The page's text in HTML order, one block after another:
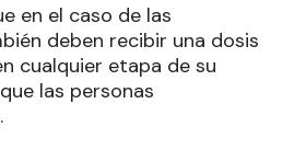
en el caso de las
deben recibir una dosis
cualquier etapa de su
las personas